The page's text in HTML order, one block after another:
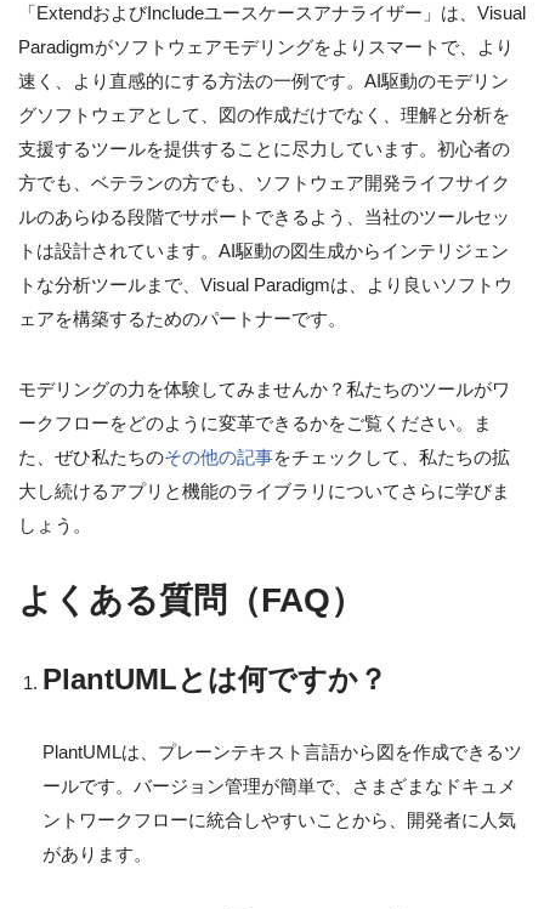
「ExtendおよびIncludeユースケースアナライザー」は、Visual
Paradigmがソフトウェアモデリングをよりスマートで、より
速く、より直感的にする方法の一例です。AI駆動のモデリン
グソフトウェアとして、図の作成だけでなく、理解と分析を
支援するツールを提供することに尽力しています。初心者の
方でも、ベテランの方でも、ソフトウェア開発ライフサイク
ルのあらゆる段階でサポートできるよう、当社のツールセッ
トは設計されています。AI駆動の図生成からインテリジェン
トな分析ツールまで、Visual Paradigmは、より良いソフトウ
ェアを構築するためのパートナーです。
モデリングの力を体験してみませんか？私たちのツールがワ
ークフローをどのように変革できるかをご覧ください。ま
た、ぜひ私たちのその他の記事をチェックして、私たちの拡
大し続けるアプリと機能のライブラリについてさらに学びま
しょう。
よくある質問（FAQ）
PlantUMLとは何ですか？
PlantUMLは、プレーンテキスト言語から図を作成できるツ
ールです。バージョン管理が簡単で、さまざまなドキュメ
ントワークフローに統合しやすいことから、開発者に人気
があります。